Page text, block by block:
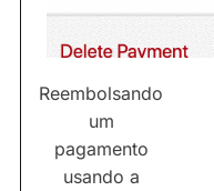
Reembolsando
um
pagamento
usando a